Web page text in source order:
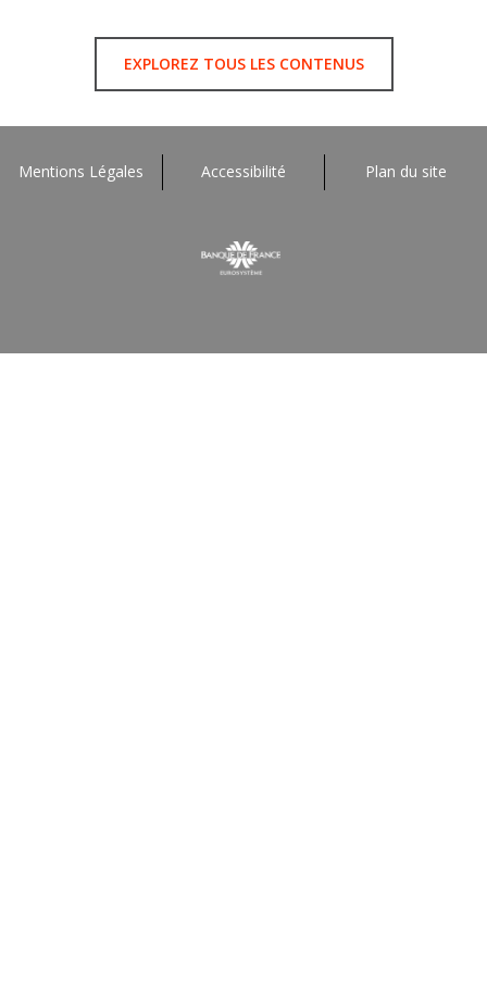
EXPLOREZ TOUS LES CONTENUS
Mentions Légales Accessibilité Plan du site